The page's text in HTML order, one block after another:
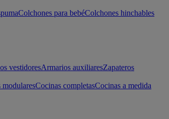
Colchones para bebéColchones hinchables
vestidoresArmarios auxiliaresZapateros
modularesCocinas completasCocinas a medida